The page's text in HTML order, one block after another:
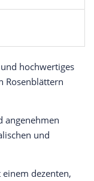
und hochwertiges
Rosenblättern
angenehmen
und
dezenten,